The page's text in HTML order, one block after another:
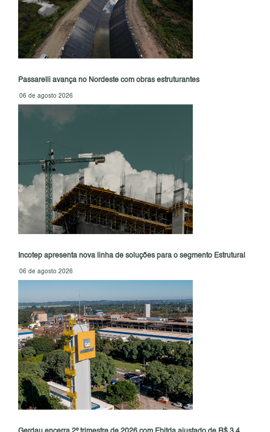
Passarelli avança no Nordeste com obras estruturantes
06 de agosto 2026
Incotep apresenta nova linha de soluções para o segmento Estrutural
06 de agosto 2026